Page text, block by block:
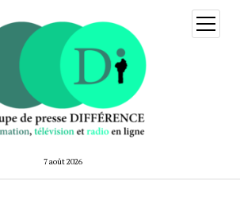
7 août 2026
ouvrir
menu